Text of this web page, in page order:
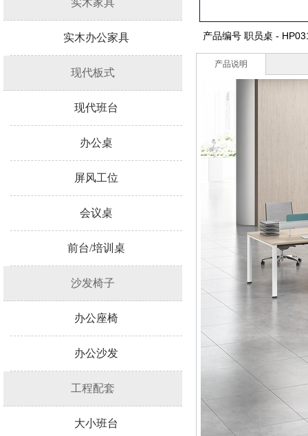
实木家具
实木办公家具
现代板式
现代班台
办公桌
屏风工位
会议桌
前台/培训桌
沙发椅子
办公座椅
办公沙发
工程配套
大小班台
产品编号 职员桌 -
产品说明